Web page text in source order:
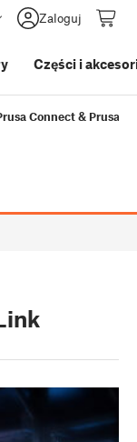
Zaloguj
Części i
Connect &